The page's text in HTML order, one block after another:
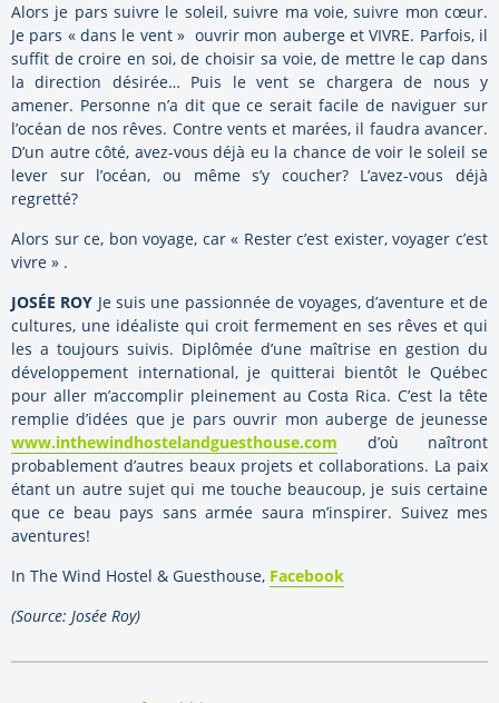
Alors je pars suivre le soleil, suivre ma voie, suivre mon cœur.
Je pars « dans le vent » ouvrir mon auberge et VIVRE. Parfois, il
suffit de croire en soi, de choisir sa voie, de mettre le cap dans
la direction désirée… Puis le vent se chargera de nous y
amener. Personne n’a dit que ce serait facile de naviguer sur
l’océan de nos rêves. Contre vents et marées, il faudra avancer.
D’un autre côté, avez-vous déjà eu la chance de voir le soleil se
lever sur l’océan, ou même s’y coucher? L’avez-vous déjà
regretté?
Alors sur ce, bon voyage, car « Rester c’est exister, voyager c’est
vivre » .
JOSÉE ROY Je suis une passionnée de voyages, d’aventure et de
cultures, une idéaliste qui croit fermement en ses rêves et qui
les a toujours suivis. Diplômée d’une maîtrise en gestion du
développement international, je quitterai bientôt le Québec
pour aller m’accomplir pleinement au Costa Rica. C’est la tête
remplie d’idées que je pars ouvrir mon auberge de jeunesse
www.inthewindhostelandguesthouse.com d’où naîtront
probablement d’autres beaux projets et collaborations. La paix
étant un autre sujet qui me touche beaucoup, je suis certaine
que ce beau pays sans armée saura m’inspirer. Suivez mes
aventures!
In The Wind Hostel & Guesthouse, Facebook
(Source: Josée Roy)